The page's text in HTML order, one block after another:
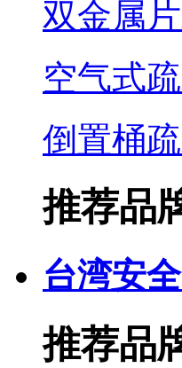
双金属
空气式
倒置桶
推荐品
台湾安
推荐品